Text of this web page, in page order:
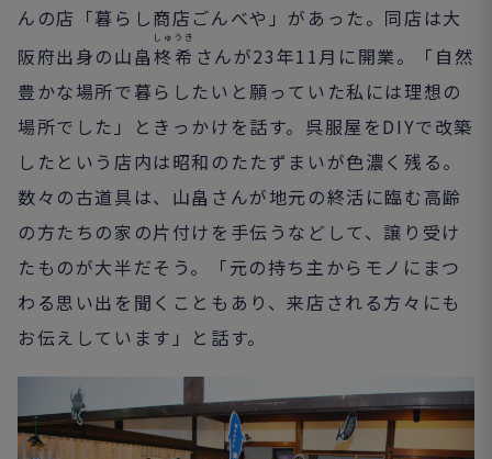
んの店「暮らし商店ごんべや」があった。同店は大
阪府出身の山畠柊希
しゅうき
さんが23年11月に開業。「自然
豊かな場所で暮らしたいと願っていた私には理想の
場所でした」ときっかけを話す。呉服屋をDIYで改築
したという店内は昭和のたたずまいが色濃く残る。
数々の古道具は、山畠さんが地元の終活に臨む高齢
の方たちの家の片付けを手伝うなどして、譲り受け
たものが大半だそう。「元の持ち主からモノにまつ
わる思い出を聞くこともあり、来店される方々にも
お伝えしています」と話す。